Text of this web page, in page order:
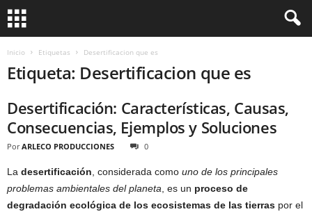
Inicio Etiquetas Desertificacion que es
Etiqueta: Desertificacion que es
Desertificación: Características, Causas,
Consecuencias, Ejemplos y Soluciones
Por ARLECO PRODUCCIONES 0
La desertificación , considerada como uno de los principales
problemas ambientales del planeta , es un proceso de
degradación ecológica de los ecosistemas de las tierras por el